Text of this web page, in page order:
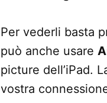
Per vederli basta
può anche usare
picture dell’iPad.
vostra